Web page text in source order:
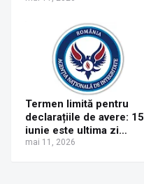
Termen limită pentru
declarațiile de avere: 15
iunie este ultima zi
pentru depunerea
mai 11, 2026